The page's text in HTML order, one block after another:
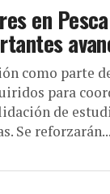
en
como parte
para
de
Se reforzarán...